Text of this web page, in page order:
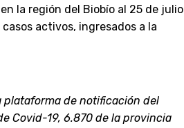
la región del Biobío al 25 de julio
activos, ingresados a la
plataforma de notificación del
Covid-19, 6.870 de la provincia